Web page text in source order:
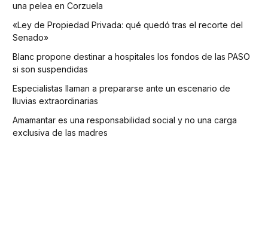
una pelea en Corzuela
«Ley de Propiedad Privada: qué quedó tras el recorte del
Senado»
Blanc propone destinar a hospitales los fondos de las PASO
si son suspendidas
Especialistas llaman a prepararse ante un escenario de
lluvias extraordinarias
Amamantar es una responsabilidad social y no una carga
exclusiva de las madres